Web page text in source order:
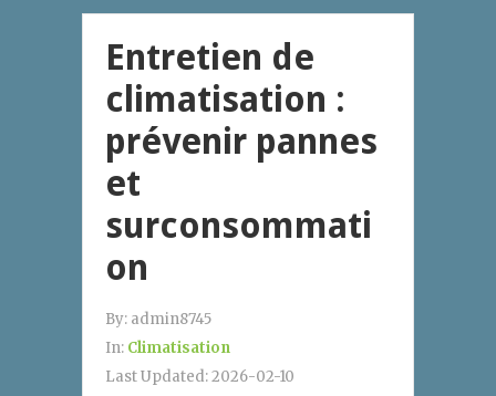
Entretien de
climatisation :
prévenir pannes
et
surconsommati
on
By: admin8745
In: Climatisation
Last Updated:2026-02-10